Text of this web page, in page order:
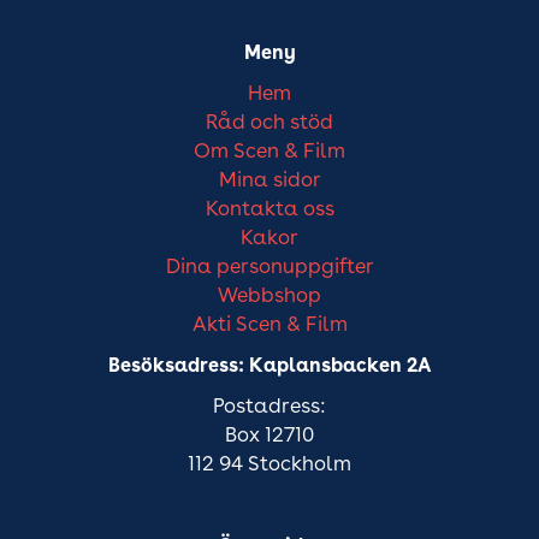
Meny
Hem
Råd och stöd
Om Scen & Film
Mina sidor
Kontakta oss
Kakor
Dina personuppgifter
Webbshop
Akti Scen & Film
Besöksadress: Kaplansbacken 2A
Postadress:
Box 12710
112 94 Stockholm